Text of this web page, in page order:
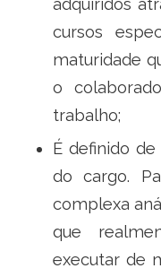
adquiridos
cursos
maturidade
o
trabalho;
É definido
do cargo.
complexa
que
executar de